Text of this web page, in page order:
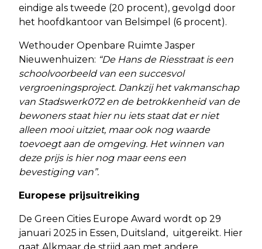
eindige als tweede (20 procent), gevolgd door
het hoofdkantoor van Belsimpel (6 procent).
Wethouder Openbare Ruimte Jasper
Nieuwenhuizen: “De Hans de Riesstraat is een
schoolvoorbeeld van een succesvol
vergroeningsproject. Dankzij het vakmanschap
van Stadswerk072 en de betrokkenheid van de
bewoners staat hier nu iets staat dat er niet
alleen mooi uitziet, maar ook nog waarde
toevoegt aan de omgeving. Het winnen van
deze prijs is hier nog maar eens een
bevestiging van”.
Europese prijsuitreiking
De Green Cities Europe Award wordt op 29
januari 2025 in Essen, Duitsland, uitgereikt. Hier
gaat Alkmaar de strijd aan met andere